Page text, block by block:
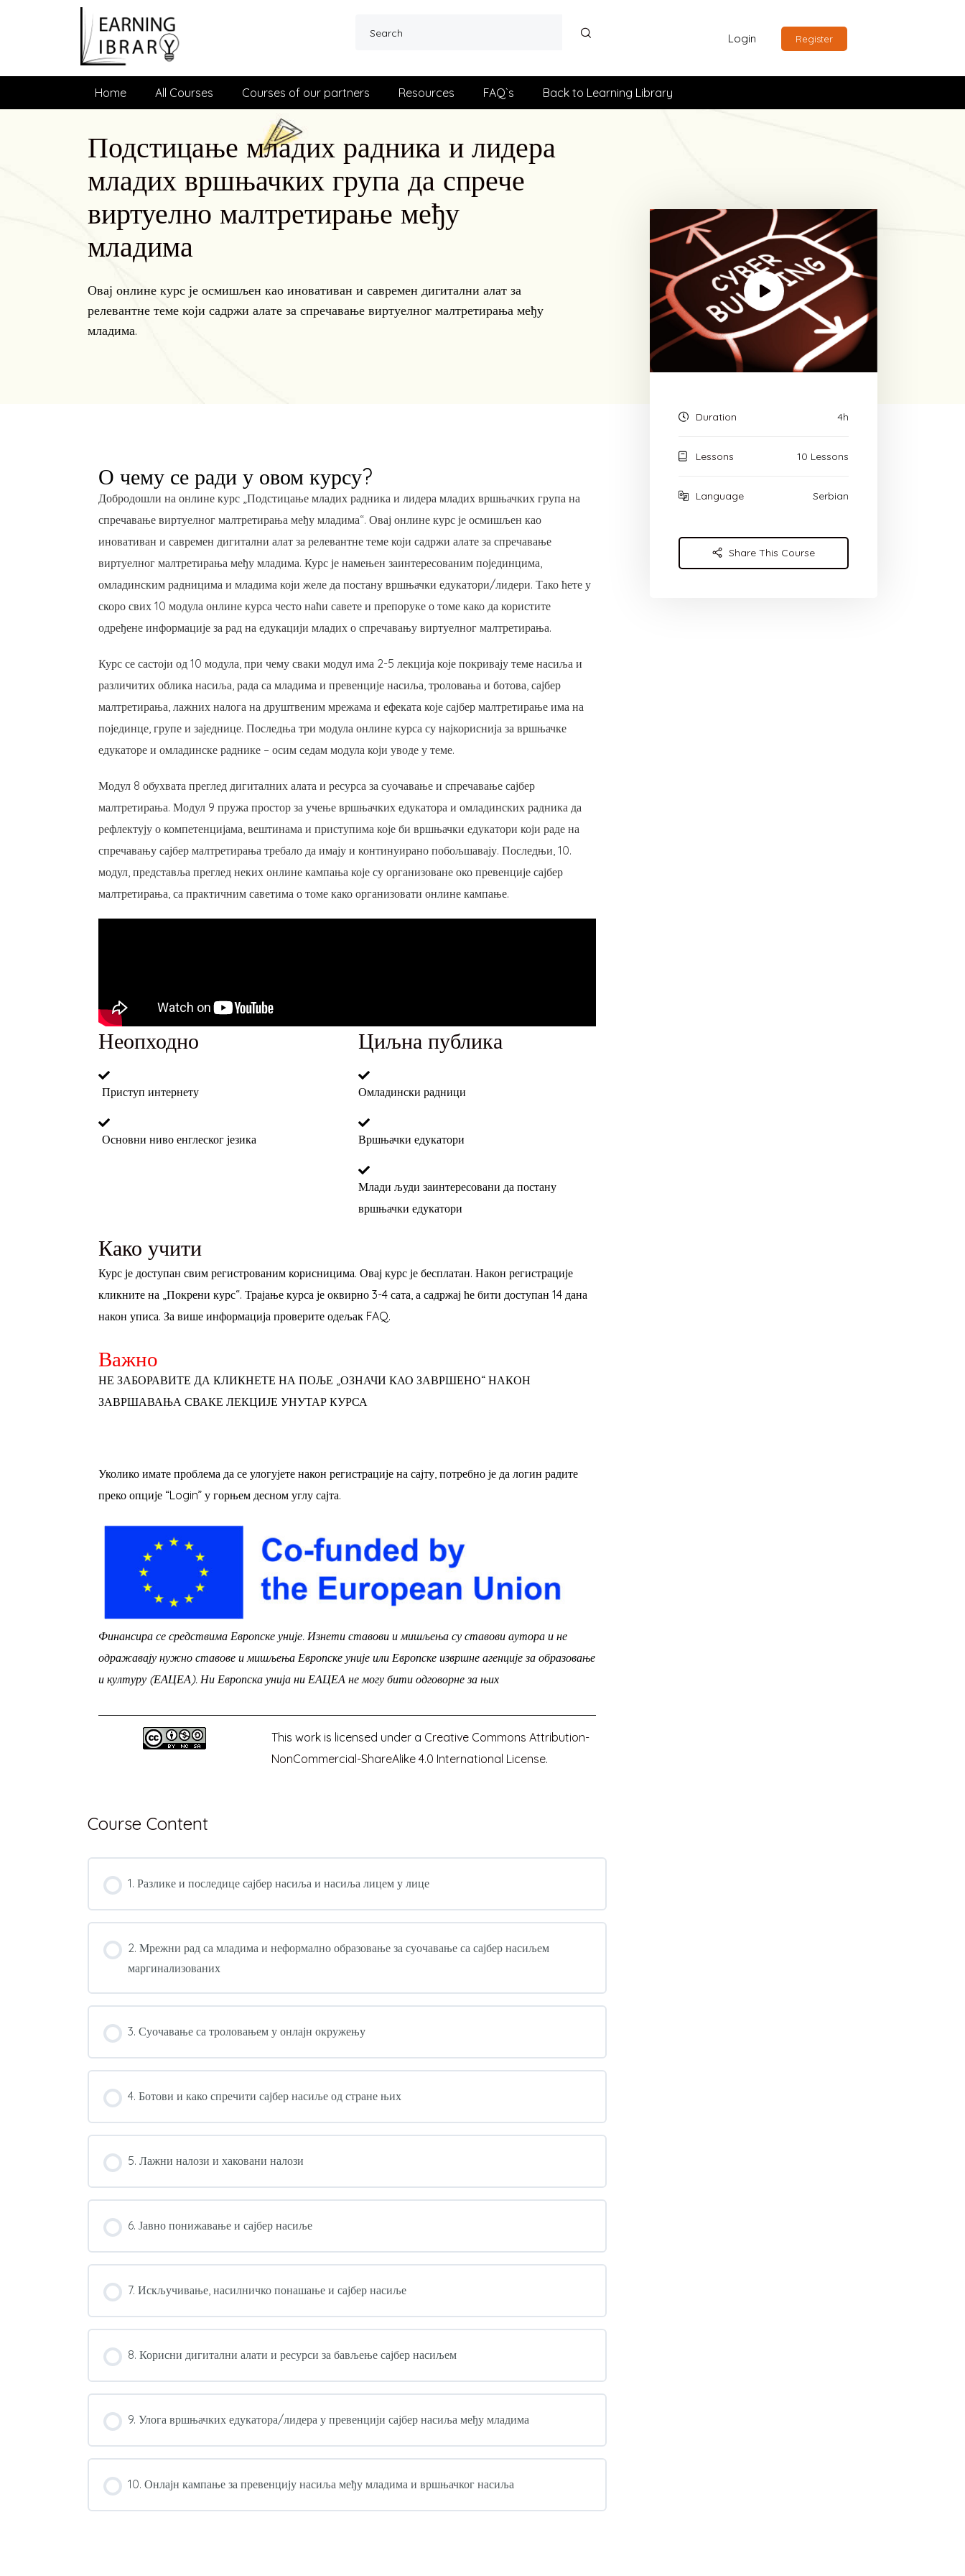
Login Register
Home All Courses Courses of our partners Resources FAQ`s Back to Learning Library
Подстицање младих радника и лидера
младих вршњачких група да спрече
виртуелно малтретирање међу
младима
Овај онлине курс је осмишљен као иновативан и савремен дигитални алат за
релевантне теме који садржи алате за спречавање виртуелног малтретирања међу
младима.
О чему се ради у овом курсу?
Добродошли на онлине курс „Подстицање младих радника и лидера младих вршњачких група на
спречавање виртуелног малтретирања међу младима“. Овај онлине курс је осмишљен као
иновативан и савремен дигитални алат за релевантне теме који садржи алате за спречавање
виртуелног малтретирања међу младима. Курс је намењен заинтересованим појединцима,
омладинским радницима и младима који желе да постану вршњачки едукатори/лидери. Тако ћете у
скоро свих 10 модула онлине курса често наћи савете и препоруке о томе како да користите
одређене информације за рад на едукацији младих о спречавању виртуелног малтретирања.
Курс се састоји од 10 модула, при чему сваки модул има 2-5 лекција које покривају теме насиља и
различитих облика насиља, рада са младима и превенције насиља, троловања и ботова, сајбер
малтретирања, лажних налога на друштвеним мрежама и ефеката које сајбер малтретирање има на
појединце, групе и заједнице. Последња три модула онлине курса су најкориснија за вршњачке
едукаторе и омладинске раднике – осим седам модула који уводе у теме.
Модул 8 обухвата преглед дигиталних алата и ресурса за суочавање и спречавање сајбер
малтретирања. Модул 9 пружа простор за учење вршњачких едукатора и омладинских радника да
рефлектују о компетенцијама, вештинама и приступима које би вршњачки едукатори који раде на
спречавању сајбер малтретирања требало да имају и континуирано побољшавају. Последњи, 10.
модул, представља преглед неких онлине кампања које су организоване око превенције сајбер
малтретирања, са практичним саветима о томе како организовати онлине кампање.
Неопходно
Приступ интернету
Основни ниво енглеског језика
Циљна публика
Омладински радници
Вршњачки едукатори
Млади људи заинтересовани да постану
вршњачки едукатори
Како учити
Курс је доступан свим регистрованим корисницима. Овај курс је бесплатан. Након регистрације
кликните на „Покрени курс“. Трајање курса је оквирно 3-4 сата, а садржај ће бити доступан 14 дана
након уписа. За више информација проверите одељак FAQ.
Важно
НЕ ЗАБОРАВИТЕ ДА КЛИКНЕТЕ НА ПОЉЕ „ОЗНАЧИ КАО ЗАВРШЕНО“ НАКОН
ЗАВРШАВАЊА СВАКЕ ЛЕКЦИЈЕ УНУТАР КУРСА
Уколико имате проблема да се улогујете након регистрације на сајту, потребно је да логин радите
преко опције “Login” у горњем десном углу сајта.
Финансира се средствима Европске уније. Изнети ставови и мишљења су ставови аутора и не
одражавају нужно ставове и мишљења Европске уније или Европске извршне агенције за образовање
и културу (ЕАЦЕА). Ни Европска унија ни ЕАЦЕА не могу бити одговорне за њих
This work is licensed under a Creative Commons Attribution-
NonCommercial-ShareAlike 4.0 International License.
Course Content
1. Разлике и последице сајбер насиља и насиља лицем у лице
2. Мрежни рад са младима и неформално образовање за суочавање са сајбер насиљем
маргинализованих
3. Суочавање са троловањем у онлајн окружењу
4. Ботови и како спречити сајбер насиље од стране њих
5. Лажни налози и хаковани налози
6. Јавно понижавање и сајбер насиље
7. Искључивање, насилничко понашање и сајбер насиље
8. Корисни дигитални алати и ресурси за бављење сајбер насиљем
9. Улога вршњачких едукатора/лидера у превенцији сајбер насиља међу младима
10. Онлајн кампање за превенцију насиља међу младима и вршњачког насиља
Duration 4h
Lessons 10 Lessons
Language Serbian
Share This Course